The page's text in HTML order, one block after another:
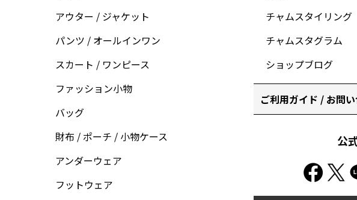
アウター / ジャケット
パンツ / オールインワン
スカート / ワンピース
ファッション小物
バッグ
財布 / ポーチ / 小物ケース
アンダーウェア
フットウェア
チャムスタイリング
チャムスタグラム
ショップブログ
ご利用ガイド / お問
公